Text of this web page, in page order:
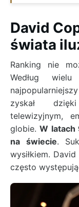
David
świata
Ranking nie
Według
zyskał
telewizyjnym,
globie.W latach
na świecie.
wysiłkiem.
często